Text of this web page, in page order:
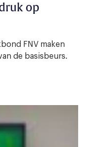
op
FNV maken
de basisbeurs.